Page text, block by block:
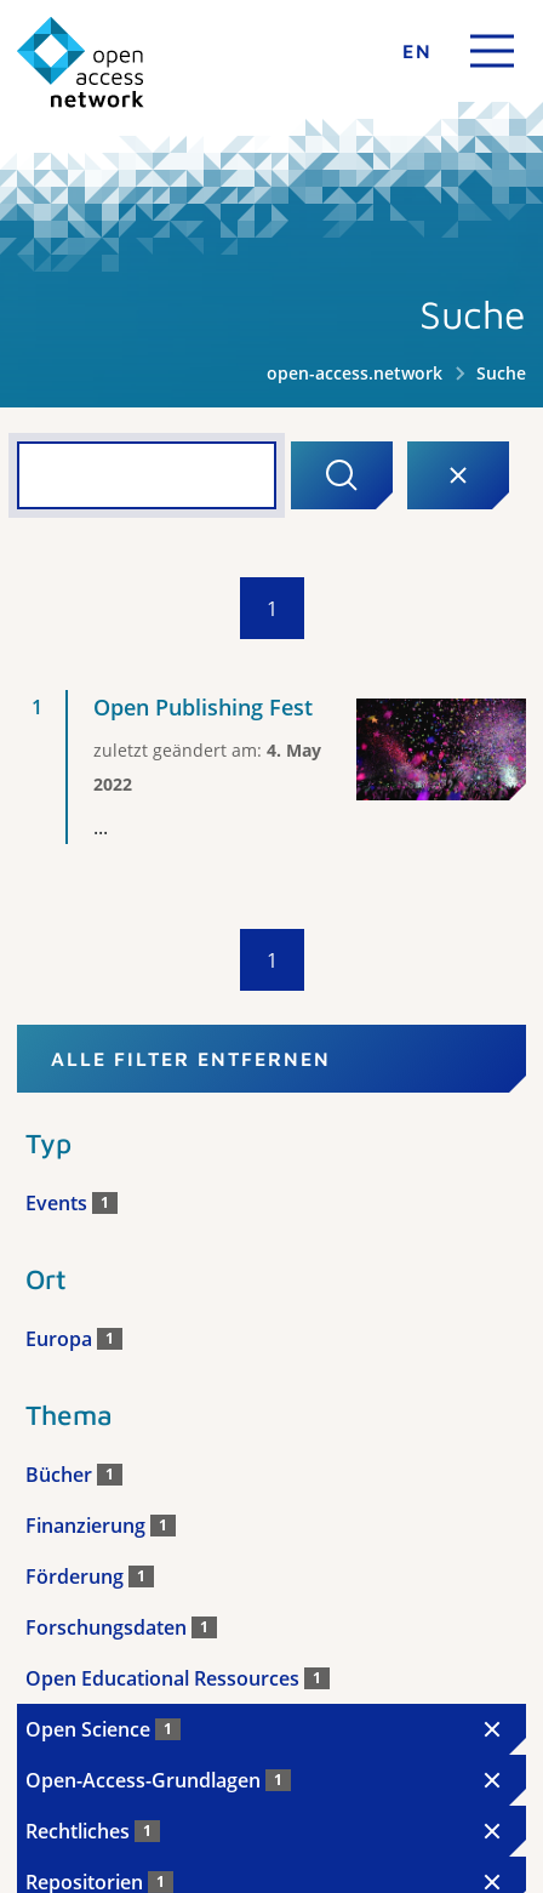
EN
Suche
open-access.network Suche
1
Open Publishing Fest
zuletzt geändert am: 4. May
2022
...
1
ALLE FILTER ENTFERNEN
Typ
Events 1
Ort
Europa 1
Thema
Bücher 1
Finanzierung 1
Förderung 1
Forschungsdaten 1
Open Educational Ressources 1
Open Science 1
Open-Access-Grundlagen 1
Rechtliches 1
Repositorien 1